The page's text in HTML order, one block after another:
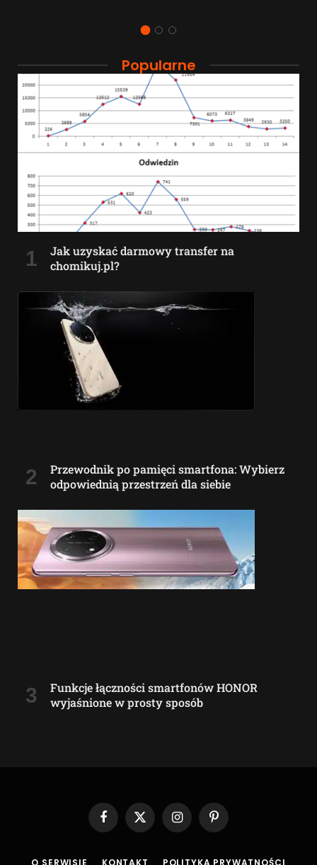
Popularne
Jak uzyskać darmowy transfer na
chomikuj.pl?
Przewodnik po pamięci smartfona: Wybierz
odpowiednią przestrzeń dla siebie
Funkcje łączności smartfonów HONOR
wyjaśnione w prosty sposób
Facebook
X
(Twitter)
InstagramPinterest